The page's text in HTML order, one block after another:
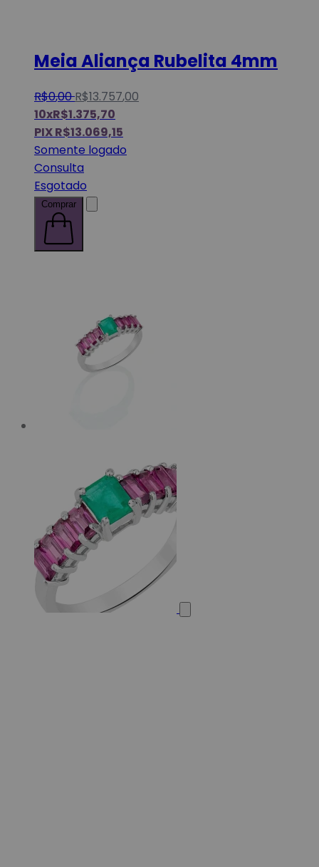
Meia Aliança Rubelita 4mm
R$0,00 R$13.757,00
10xR$1.375,70
PIXR$13.069,15
Somente logado
Consulta
Esgotado
Comprar